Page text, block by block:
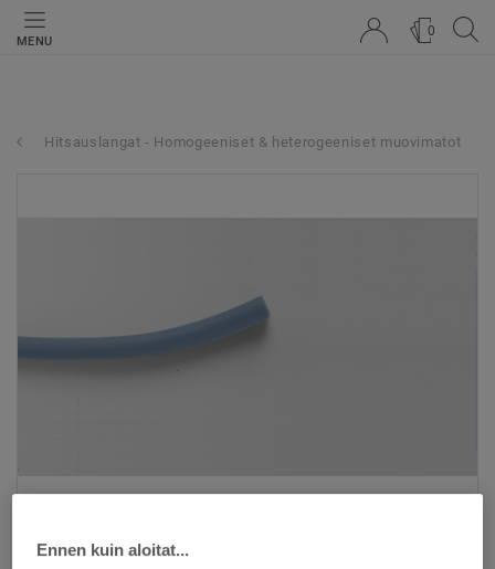
MENU
0
Hitsauslangat - Homogeeniset & heterogeeniset muovimatot
Ennen kuin aloitat...